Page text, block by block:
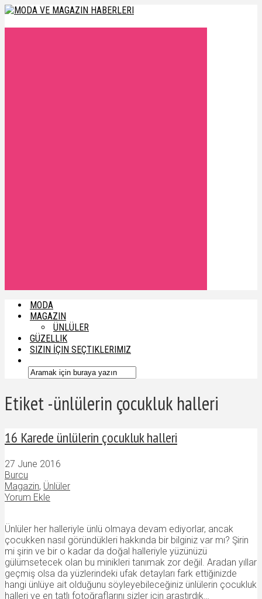
MODA
MAGAZIN
ÜNLÜLER
GÜZELLIK
SIZIN İÇIN SEÇTIKLERIMIZ
Etiket -ünlülerin çocukluk halleri
16 Karede ünlülerin çocukluk halleri
27 June 2016
Burcu
Magazin, Ünlüler
Yorum Ekle
Ünlüler her halleriyle ünlü olmaya devam ediyorlar, ancak
çocukken nasıl göründükleri hakkında bir bilginiz var mı? Şirin
mi şirin ve bir o kadar da doğal halleriyle yüzünüzü
gülümsetecek olan bu minikleri tanımak zor değil. Aradan yıllar
geçmiş olsa da yüzlerindeki ufak detayları fark ettiğinizde
hangi ünlüye ait olduğunu söyleyebileceğiniz ünlülerin çocukluk
halleri ve en tatlı fotoğraflarını sizler için araştırdık…